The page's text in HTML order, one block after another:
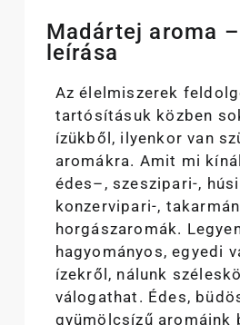
Madártej aroma
leírása
Az élelmiszerek
tartósításuk közben
ízükből, ilyenkor van
aromákra. Amit mi
édes–, szeszipari-,
konzervipari-,
horgászaromák.
hagyományos, egyedi
ízekről, nálunk
válogathat. Édes,
gyümölcsízű aromáink